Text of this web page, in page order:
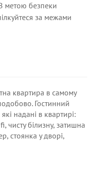
метою безпеки
за межами
квартира в самому
Гостинний
надані в квартирі:
чисту білизну, затишна
стоянка у дворі,